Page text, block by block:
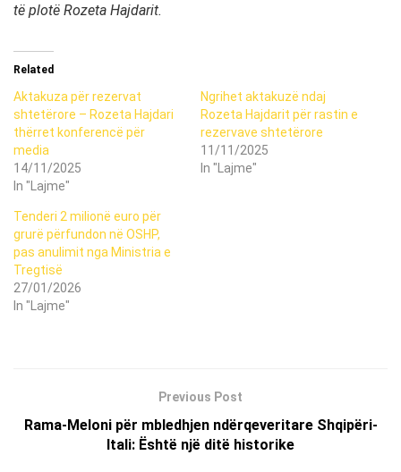
të plotë Rozeta Hajdarit.
Related
Aktakuza për rezervat
shtetërore – Rozeta Hajdari
thërret konferencë për
media
14/11/2025
In "Lajme"
Ngrihet aktakuzë ndaj
Rozeta Hajdarit për rastin e
rezervave shtetërore
11/11/2025
In "Lajme"
Tenderi 2 milionë euro për
grurë përfundon në OSHP,
pas anulimit nga Ministria e
Tregtisë
27/01/2026
In "Lajme"
Previous Post
Rama-Meloni për mbledhjen ndërqeveritare Shqipëri-
Itali: Është një ditë historike